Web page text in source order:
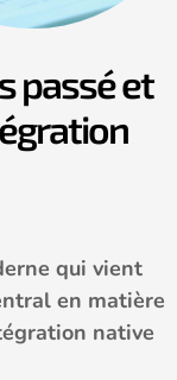
passé et
qui vient
en matière
native